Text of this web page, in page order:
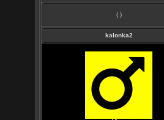
( )
kalonka2